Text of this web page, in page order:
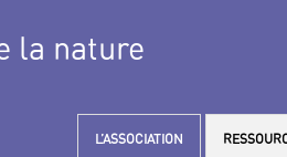
la nature
L’ASSOCIATION